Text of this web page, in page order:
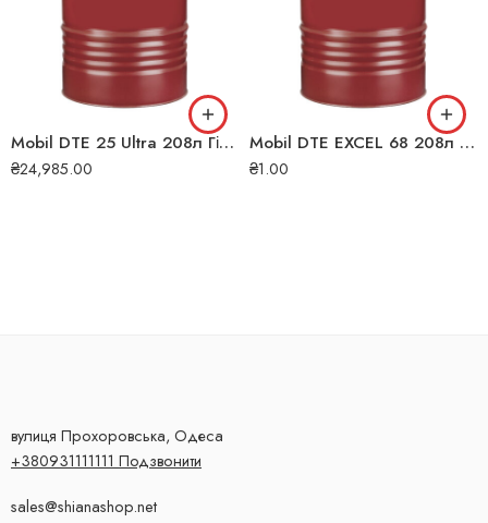
Mobil DTE 25 Ultra 208л Гідравлічна олива
₴24,985.00
Mobil DTE EXCEL 68 208л Гідравлічна олива
₴1.00
вулиця Прохоровська, Одеса
+380931111111 Подзвонити
sales@shianashop.net